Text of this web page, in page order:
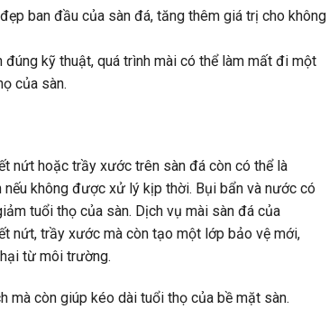
ban đầu của sàn đá, tăng thêm giá trị cho không
kỹ thuật, quá trình mài có thể làm mất đi một
của sàn.
nứt hoặc trầy xước trên sàn đá còn có thể là
nếu không được xử lý kịp thời. Bụi bẩn và nước có
tuổi thọ của sàn. Dịch vụ mài sàn đá của
nứt, trầy xước mà còn tạo một lớp bảo vệ mới,
từ môi trường.
mà còn giúp kéo dài tuổi thọ của bề mặt sàn.